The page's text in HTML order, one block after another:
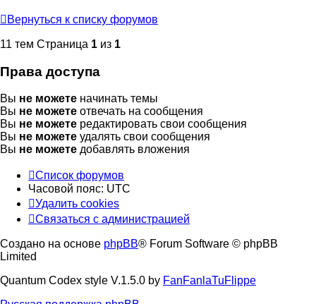
Вернуться к списку форумов
11 тем Страница 1 из 1
Права доступа
Вы не можете начинать темы
Вы не можете отвечать на сообщения
Вы не можете редактировать свои сообщения
Вы не можете удалять свои сообщения
Вы не можете добавлять вложения
Список форумов
Часовой пояс: UTC
Удалить cookies
Связаться с администрацией
Создано на основе phpBB® Forum Software © phpBB
Limited
Quantum Codex style V.1.5.0 by FanFanlaTuFlippe